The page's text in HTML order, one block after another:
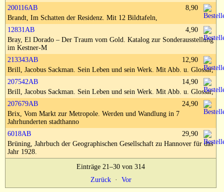
200116AB
Brandt, Im Schatten der Residenz. Mit 12 Bildtafeln,
8,90
12831AB
Bray, El Dorado – Der Traum vom Gold. Katalog zur Sonderausstellung
im Kestner-M
4,90
213343AB
Brill, Jacobus Sackman. Sein Leben und sein Werk. Mit Abb. u. Glossar,
12,90
207542AB
Brill, Jacobus Sackman. Sein Leben und sein Werk. Mit Abb. u. Glossar,
14,90
207679AB
Brix, Vom Markt zur Metropole. Werden und Wandlung in 7
Jahrhunderten stadthanno
24,90
6018AB
Brüning, Jahrbuch der Geographischen Gesellschaft zu Hannover für das
Jahr 1928.
29,90
Einträge 21–30 von 314
Zurück
· Vor